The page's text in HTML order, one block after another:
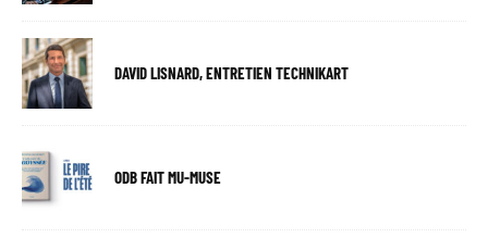
DAVID LISNARD, ENTRETIEN TECHNIKART
ODB FAIT MU-MUSE